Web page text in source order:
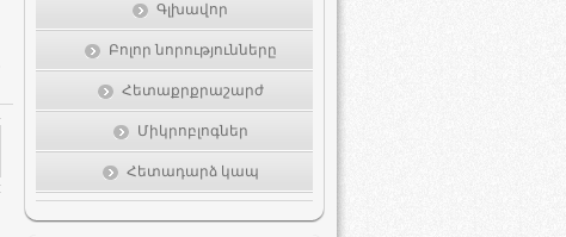
Գլխավոր
Բոլոր նորությունները
Հետաքրքրաշարժ
Միկրոբլոգներ
Հետադարձ կապ